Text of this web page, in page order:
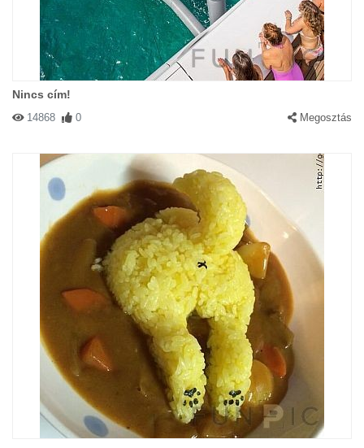
Nincs cím!
14868 0 Megosztás